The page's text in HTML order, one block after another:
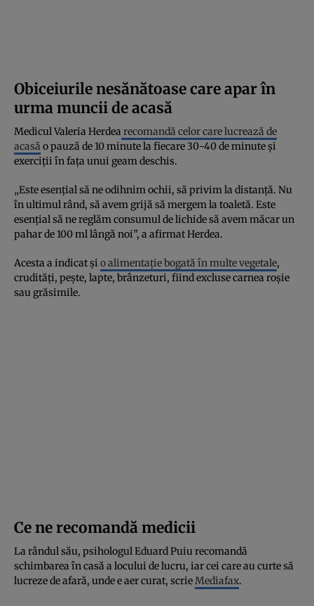
Obiceiurile nesănătoase care apar în
urma muncii de acasă
Medicul Valeria Herdea recomandă celor care lucrează de
acasă o pauză de 10 minute la fiecare 30-40 de minute și
exerciţii în faţa unui geam deschis.
„Este esenţial să ne odihnim ochii, să privim la distanţă. Nu
în ultimul rând, să avem grijă să mergem la toaletă. Este
esenţial să ne reglăm consumul de lichide să avem măcar un
pahar de 100 ml lângă noi”, a afirmat Herdea.
Acesta a indicat și o alimentaţie bogată în multe vegetale,
crudităţi, peşte, lapte, brânzeturi, fiind excluse carnea roşie
sau grăsimile.
Ce ne recomandă medicii
La rândul său, psihologul Eduard Puiu recomandă
schimbarea în casă a locului de lucru, iar cei care au curte să
lucreze de afară, unde e aer curat, scrieMediafax.